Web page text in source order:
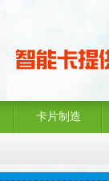
卡片制造